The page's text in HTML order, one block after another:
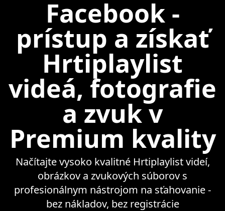
Facebook -
prístup a získať
Hrtiplaylist
videá, fotografie
a zvuk v
Premium kvality
Načítajte vysoko kvalitné Hrtiplaylist videí,
obrázkov a zvukových súborov s
profesionálnym nástrojom na sťahovanie -
bez nákladov, bez registrácie